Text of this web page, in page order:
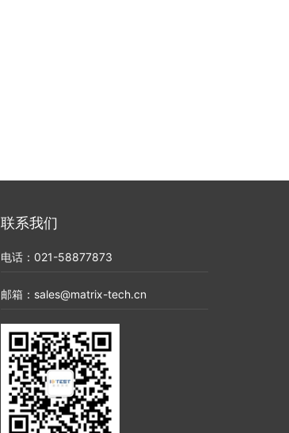
联系我们
电话：021-58877873
邮箱：sales@matrix-tech.cn